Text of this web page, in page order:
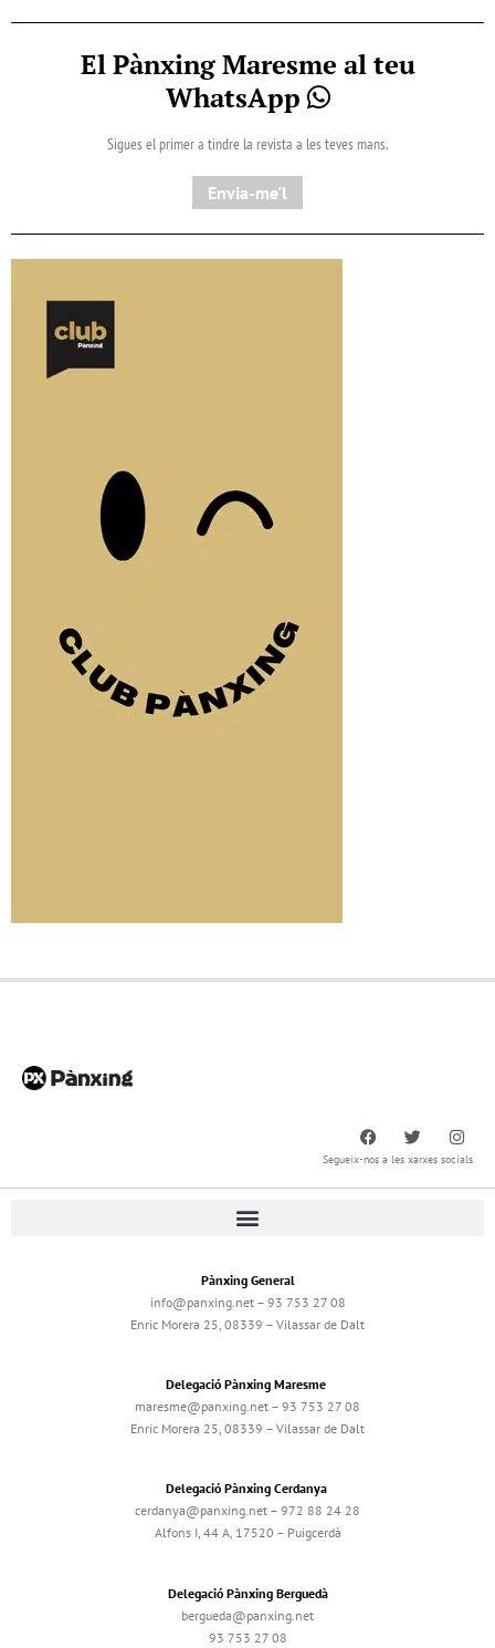
El Pànxing Maresme al teu
WhatsApp
Sigues el primer a tindre la revista a les teves mans.
Envia-me'l
Segueix-nos a les xarxes socials
Pànxing General
info@panxing.net – 93 753 27 08
Enric Morera 25, 08339 – Vilassar de Dalt
Delegació Pànxing Maresme
maresme@panxing.net – 93 753 27 08
Enric Morera 25, 08339 – Vilassar de Dalt
Delegació Pànxing Cerdanya
cerdanya@panxing.net – 972 88 24 28
Alfons I, 44 A, 17520 – Puigcerdà
Delegació Pànxing Berguedà
bergueda@panxing.net
93 753 27 08